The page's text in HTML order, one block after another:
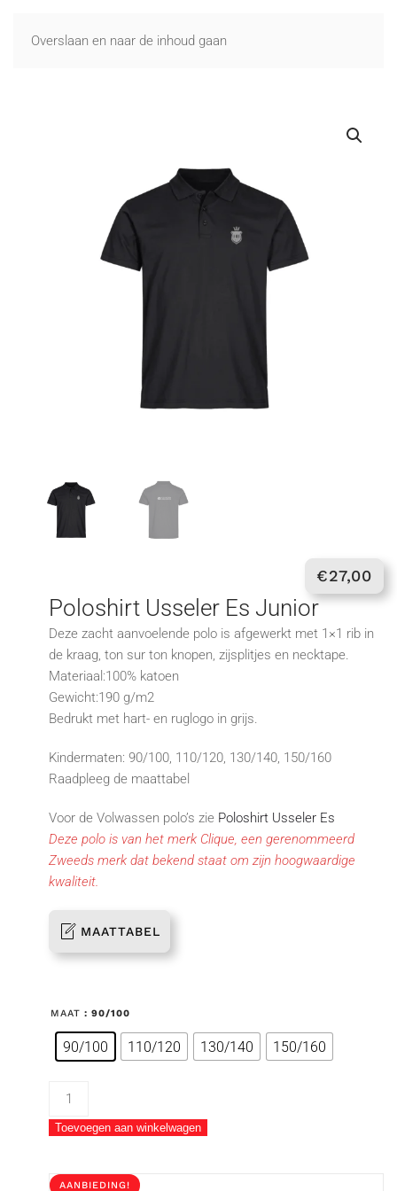
Overslaan en naar de inhoud gaan
€27,00
Poloshirt Usseler Es Junior
Deze zacht aanvoelende polo is afgewerkt met 1×1 rib in
de kraag, ton sur ton knopen, zijsplitjes en necktape.
Materiaal:100% katoen
Gewicht:190 g/m2
Bedrukt met hart- en ruglogo in grijs.
Kindermaten: 90/100, 110/120, 130/140, 150/160
Raadpleeg de maattabel
Voor de Volwassen polo’s zie Poloshirt Usseler Es
Deze polo is van het merk Clique, een gerenommeerd
Zweeds merk dat bekend staat om zijn hoogwaardige
kwaliteit.
MAATTABEL
MAAT : 90/100
90/100 110/120 130/140 150/160
Poloshirt
Es
aantal
Toevoegen aan winkelwagen
AANBIEDING!